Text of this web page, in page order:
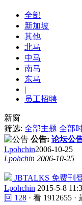
全部
新加坡
其他
北马
中马
南马
东马
|
员工招聘
新窗
筛选: 全部主题 全部
公告: 论坛公
Lpohchin2006-10-25
Lpohchin 2006-10-25
JBTALKS 免费刊
Lpohchin 2015-5-8
回 128 · 看 1912655 ·